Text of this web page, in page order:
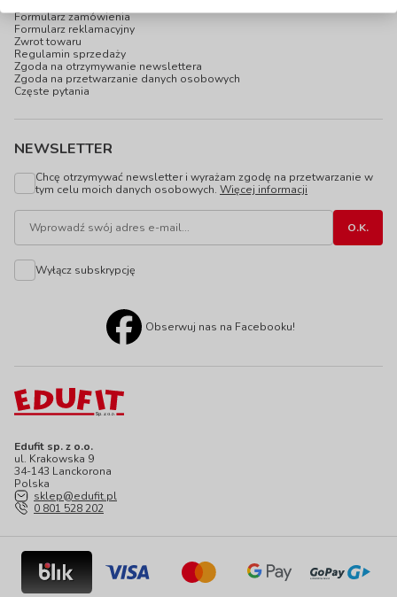
Edufit sp. z o.o.
ul. Krakowska 9
34-143 Lanckorona
Polska
sklep@edufit.pl
0 801 528 202
Formularz zamówienia
Formularz reklamacyjny
Zwrot towaru
Regulamin sprzedaży
Zgoda na otrzymywanie newslettera
Zgoda na przetwarzanie danych osobowych
Częste pytania
NEWSLETTER
Chcę otrzymywać newsletter i wyrażam zgodę na przetwarzanie w
tym celu moich danych osobowych. Więcej informacji
Wyłącz subskrypcję
Obserwuj nas na Facebooku!